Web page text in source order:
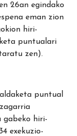
26an egindako
eman zion
hiri-
puntualari
zen).
puntual
gabeko hiri-
exekuzio-